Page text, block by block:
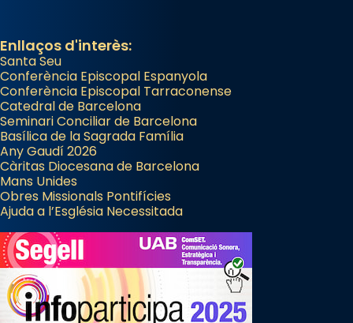
Enllaços d'interès:
Santa Seu
Conferència Episcopal Espanyola
Conferència Episcopal Tarraconense
Catedral de Barcelona
Seminari Conciliar de Barcelona
Basílica de la Sagrada Família
Any Gaudí 2026
Càritas Diocesana de Barcelona
Mans Unides
Obres Missionals Pontifícies
Ajuda a l’Església Necessitada